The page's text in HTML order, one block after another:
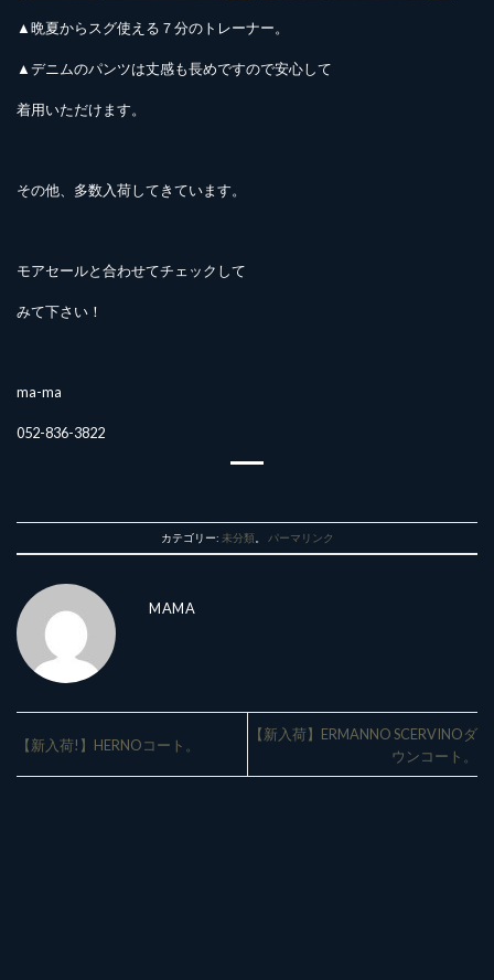
▲晩夏からスグ使える７分のトレーナー。
▲デニムのパンツは丈感も長めですので安心して
着用いただけます。
その他、多数入荷してきています。
モアセールと合わせてチェックして
みて下さい！
ma-ma
052-836-3822
カテゴリー: 未分類。 パーマリンク
MAMA
【新入荷!】HERNOコート。
【新入荷】ERMANNO SCERVINOダ
ウンコート。